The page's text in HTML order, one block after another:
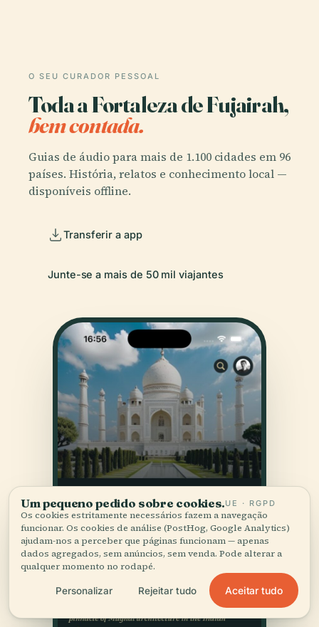
O SEU CURADOR PESSOAL
Toda a Fortaleza de Fujairah,
bem contada.
Guias de áudio para mais de 1.100 cidades em 96
países. História, relatos e conhecimento local —
disponíveis offline.
Transferir a app
Junte-se a mais de 50 mil viajantes
Um pequeno pedido sobre cookies.UE · RGPD
Os cookies estritamente necessários fazem a navegação
funcionar. Os cookies de análise (PostHog, Google Analytics)
ajudam-nos a perceber que páginas funcionam — apenas
dados agregados, sem anúncios, sem venda. Pode alterar a
qualquer momento no rodapé.
Personalizar Rejeitar tudo Aceitar tudo